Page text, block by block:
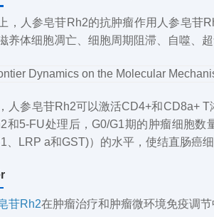
， 人参皂苷Rh2的抗肿瘤作用 人参皂苷
养体细胞凋亡、细胞周期阻滞、自噬、
人参皂苷Rh2可以激活CD4+和CD8a+
和5-FU处理后，G0/G1期的肿瘤细胞数
、LRP a和GST)）的水平，使结直肠癌
苷Rh2在肿瘤治疗和肿瘤微环境免疫调